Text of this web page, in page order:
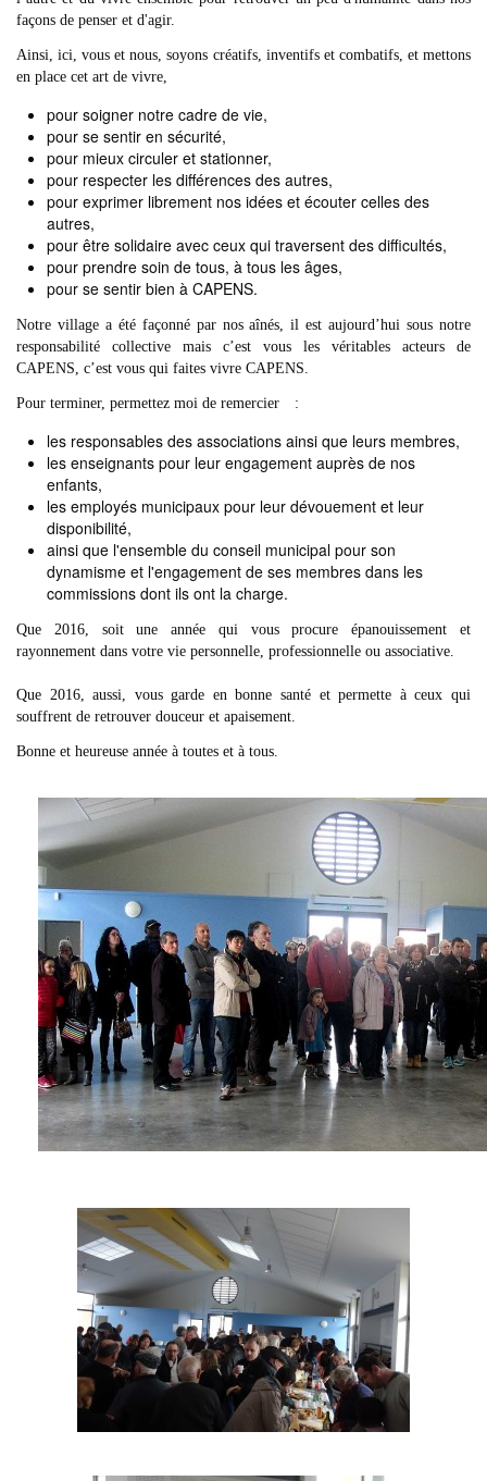
façons de penser et d'agir.
Ainsi, ici, vous et nous, soyons créatifs, inventifs et combatifs, et mettons
en place cet art de vivre,
pour soigner notre cadre de vie,
pour se sentir en sécurité,
pour mieux circuler et stationner,
pour respecter les différences des autres,
pour exprimer librement nos idées et écouter celles des
autres,
pour être solidaire avec ceux qui traversent des difficultés,
pour prendre soin de tous, à tous les âges,
pour se sentir bien à CAPENS.
Notre village a été façonné par nos aînés, il est aujourd’hui sous notre
responsabilité collective mais c’est vous les véritables acteurs de
CAPENS, c’est vous qui faites vivre CAPENS.
Pour terminer, permettez moi de remercier :
les responsables des associations ainsi que leurs membres,
les enseignants pour leur engagement auprès de nos
enfants,
les employés municipaux pour leur dévouement et leur
disponibilité,
ainsi que l'ensemble du conseil municipal pour son
dynamisme et l'engagement de ses membres dans les
commissions dont ils ont la charge.
Que 2016, soit une année qui vous procure épanouissement et
rayonnement dans votre vie personnelle, professionnelle ou associative.
Que 2016, aussi, vous garde en bonne santé et permette à ceux qui
souffrent de retrouver douceur et apaisement.
Bonne et heureuse année à toutes et à tous.